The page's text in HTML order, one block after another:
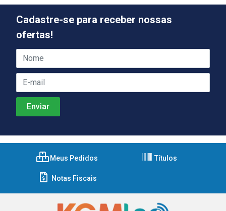
Cadastre-se para receber nossas
ofertas!
Meus Pedidos Títulos
Notas Fiscais